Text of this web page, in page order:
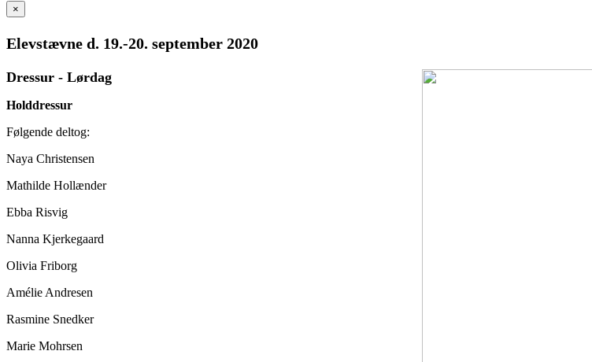
×
Elevstævne d. 19.-20. september 2020
Dressur - Lørdag
Holddressur
Følgende deltog:
Naya Christensen
Mathilde Hollænder
Ebba Risvig
Nanna Kjerkegaard
Olivia Friborg
Amélie Andresen
Rasmine Snedker
Marie Mohrsen